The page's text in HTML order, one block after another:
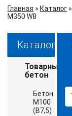
Главная » Каталог »
М350 W8
Каталог:
Товарный
бетон
Бетон
М100
(B7,5)